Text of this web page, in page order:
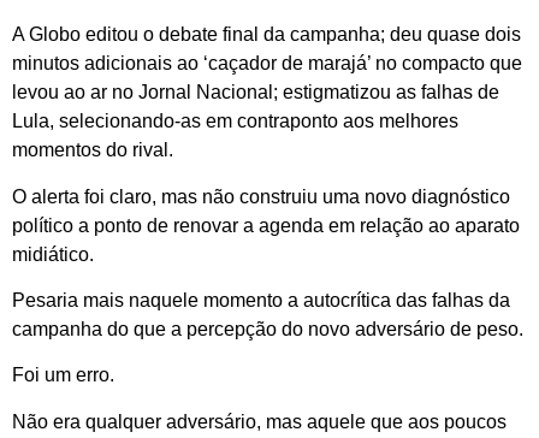
A Globo editou o debate final da campanha; deu quase dois
minutos adicionais ao ‘caçador de marajá’ no compacto que
levou ao ar no Jornal Nacional; estigmatizou as falhas de
Lula, selecionando-as em contraponto aos melhores
momentos do rival.
O alerta foi claro, mas não construiu uma novo diagnóstico
político a ponto de renovar a agenda em relação ao aparato
midiático.
Pesaria mais naquele momento a autocrítica das falhas da
campanha do que a percepção do novo adversário de peso.
Foi um erro.
Não era qualquer adversário, mas aquele que aos poucos